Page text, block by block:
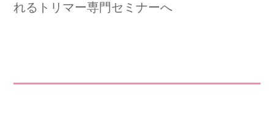
れるトリマー専門セミナーへ